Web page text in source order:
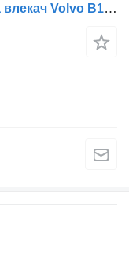
Компресор за въздух 70305889 за влекач Volvo B10B